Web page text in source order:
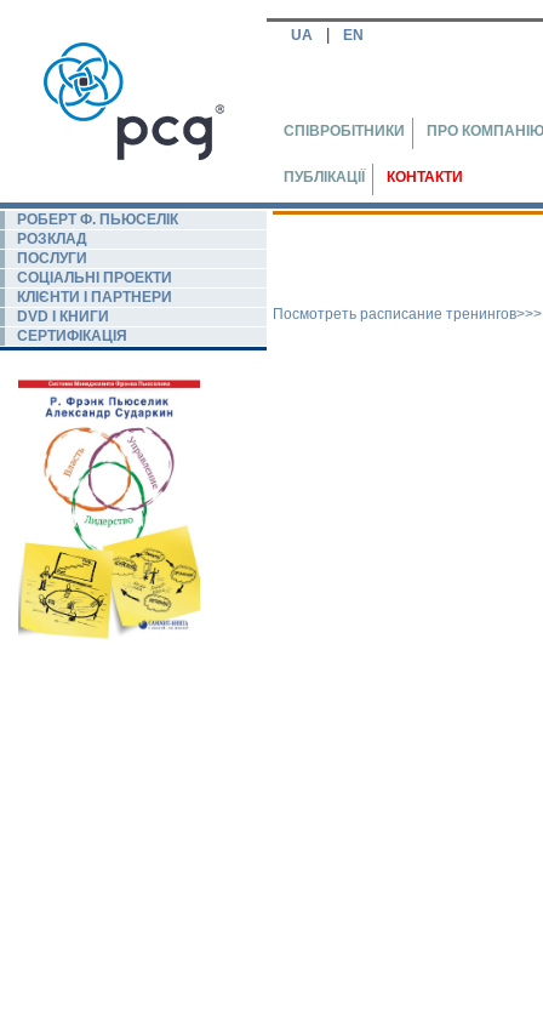
UA EN
СПІВРОБІТНИКИ ПРО КОМПАНІЮ
ПУБЛІКАЦІЇ КОНТАКТИ
РОБЕРТ Ф. ПЬЮСЕЛIК
РОЗКЛАД
ПОСЛУГИ
СОЦІАЛЬНІ ПРОЕКТИ
КЛІЄНТИ І ПАРТНЕРИ
DVD І КНИГИ
СЕРТИФІКАЦІЯ
Посмотреть расписание тренингов>>>